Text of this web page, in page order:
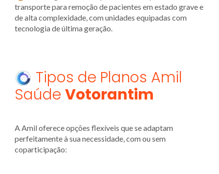
transporte para remoção de pacientes em estado grave e
de alta complexidade, com unidades equipadas com
tecnologia de última geração.
Tipos de Planos Amil
Saúde Votorantim
A Amil oferece opções flexíveis que se adaptam
perfeitamente à sua necessidade, com ou sem
coparticipação: